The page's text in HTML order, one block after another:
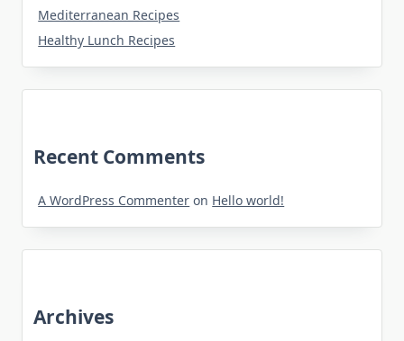
Mediterranean Recipes
Healthy Lunch Recipes
Recent Comments
A WordPress Commenter on Hello world!
Archives